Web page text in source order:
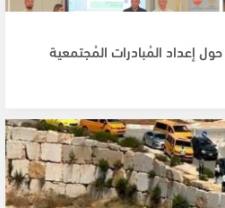
حول إعداد المُبادرات المُجتمعية